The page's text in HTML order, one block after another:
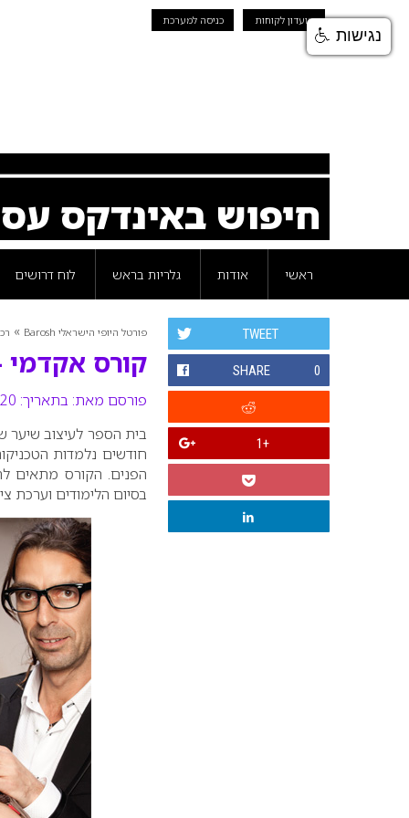
מועדון לקוחות כניסה למערכת
חיפוש באינדקס
ראשי אודות גלריות בראש לוח דרושים
פורטל היופי הישראלי Barosh »
קורס אקדמי
פורסם מאת: בתאריך: 20 ספטמבר 2012
TWEET
SHARE 0
+1
בית הספר לעיצוב שיער
חודשים נלמדות
הפנים. הקורס מתאים
בסיום הלימודים וערכת
נגישות